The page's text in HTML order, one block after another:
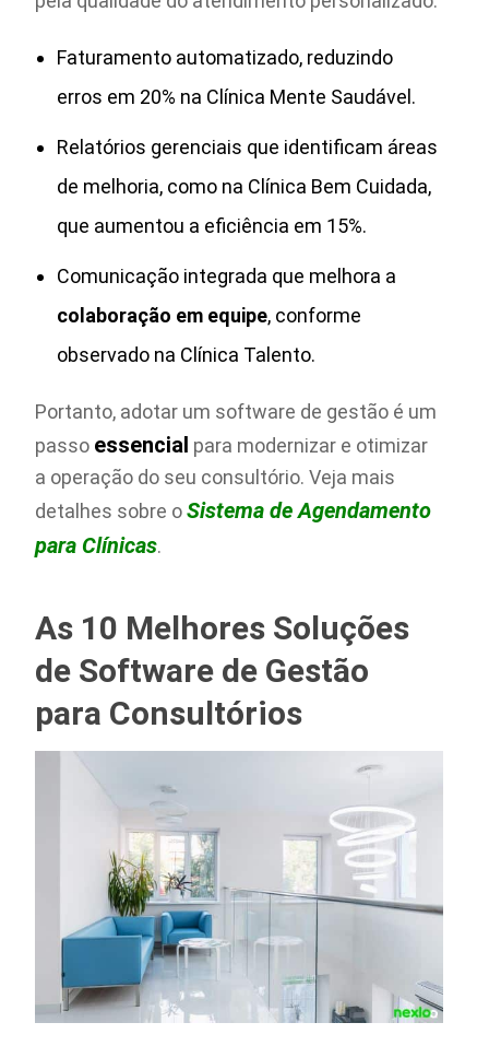
Faturamento automatizado, reduzindo
erros em 20% na Clínica Mente Saudável.
Relatórios gerenciais que identificam áreas
de melhoria, como na Clínica Bem Cuidada,
que aumentou a eficiência em 15%.
Comunicação integrada que melhora a
colaboração em equipe, conforme
observado na Clínica Talento.
Portanto, adotar um software de gestão é um
passo essencial para modernizar e otimizar
a operação do seu consultório. Veja mais
detalhes sobre oSistema de Agendamento
para Clínicas.
As 10 Melhores Soluções
de Software de Gestão
para Consultórios